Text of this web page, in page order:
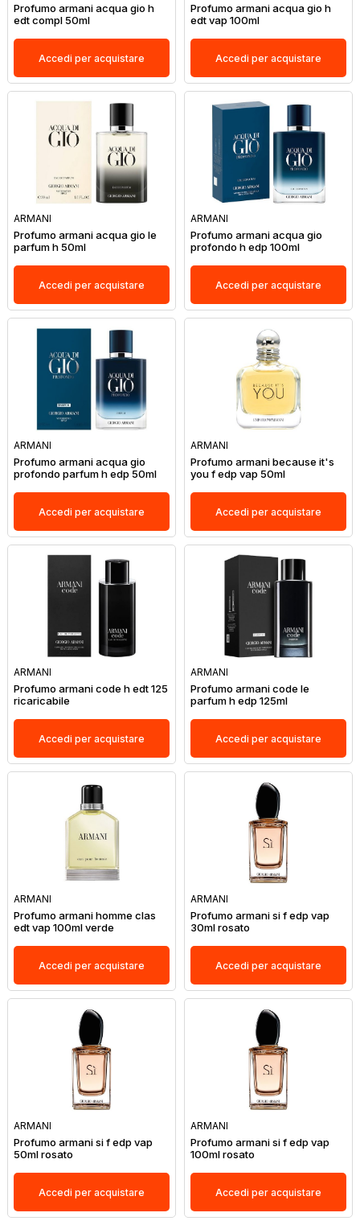
Profumo armani acqua gio h
edt compl 50ml
Accedi per acquistare
Profumo armani acqua gio h
edt vap 100ml
Accedi per acquistare
ARMANI
Profumo armani acqua gio le
parfum h 50ml
Accedi per acquistare
ARMANI
Profumo armani acqua gio
profondo h edp 100ml
Accedi per acquistare
ARMANI
Profumo armani acqua gio
profondo parfum h edp 50ml
Accedi per acquistare
ARMANI
Profumo armani because it's
you f edp vap 50ml
Accedi per acquistare
ARMANI
Profumo armani code h edt 125
ricaricabile
Accedi per acquistare
ARMANI
Profumo armani code le
parfum h edp 125ml
Accedi per acquistare
ARMANI
Profumo armani homme clas
edt vap 100ml verde
Accedi per acquistare
ARMANI
Profumo armani si f edp vap
30ml rosato
Accedi per acquistare
ARMANI
Profumo armani si f edp vap
50ml rosato
Accedi per acquistare
ARMANI
Profumo armani si f edp vap
100ml rosato
Accedi per acquistare